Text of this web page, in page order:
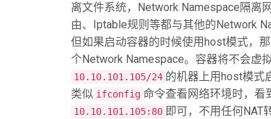
离文件系统，Network Namespace隔离
由、Iptable规则等都与其他的Network
但如果启动容器的时候使用host模式，
个Network Namespace。容器将不会虚
10.10.101.105/24 的机器上用host模式
类似 ifconfig 命令查看网络环境时，看
10.10.101.105:80 即可，不用任何NAT